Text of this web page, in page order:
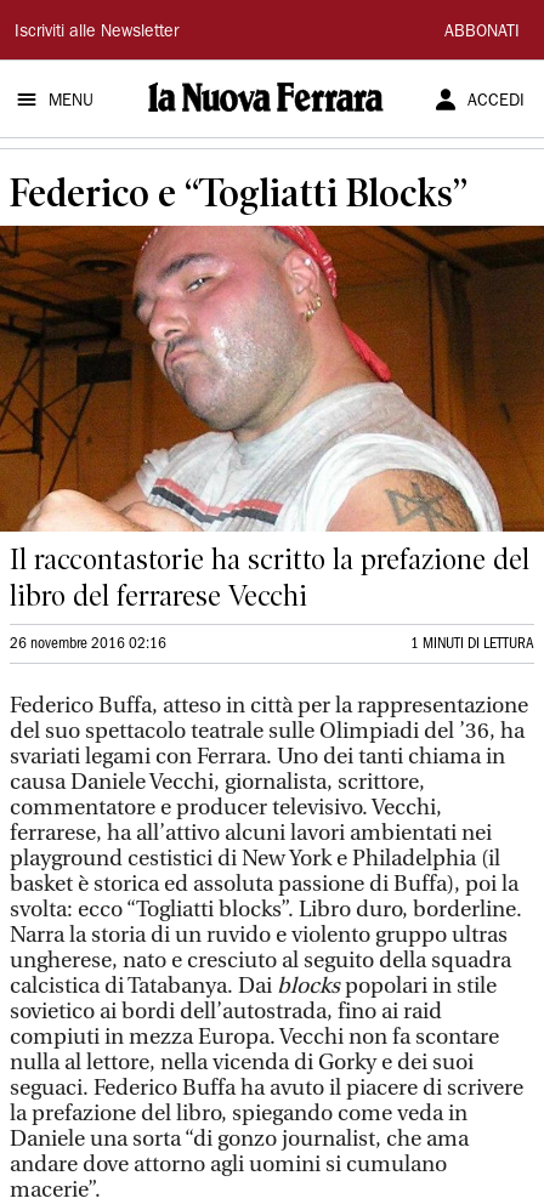
La
Nuova
Ferrara
Iscriviti alle Newsletter ABBONATI
MENU ACCEDI
Federico e “Togliatti Blocks”
Il raccontastorie ha scritto la prefazione del
libro del ferrarese Vecchi
26 novembre 2016 02:16 1 MINUTI DI LETTURA
Federico Buffa, atteso in città per la rappresentazione
del suo spettacolo teatrale sulle Olimpiadi del ’36, ha
svariati legami con Ferrara. Uno dei tanti chiama in
causa Daniele Vecchi, giornalista, scrittore,
commentatore e producer televisivo. Vecchi,
ferrarese, ha all’attivo alcuni lavori ambientati nei
playground cestistici di New York e Philadelphia (il
basket è storica ed assoluta passione di Buffa), poi la
svolta: ecco “Togliatti blocks”. Libro duro, borderline.
Narra la storia di un ruvido e violento gruppo ultras
ungherese, nato e cresciuto al seguito della squadra
calcistica di Tatabanya. Dai blockspopolari in stile
sovietico ai bordi dell’autostrada, fino ai raid
compiuti in mezza Europa. Vecchi non fa scontare
nulla al lettore, nella vicenda di Gorky e dei suoi
seguaci. Federico Buffa ha avuto il piacere di scrivere
la prefazione del libro, spiegando come veda in
Daniele una sorta “di gonzo journalist, che ama
andare dove attorno agli uomini si cumulano
macerie”.